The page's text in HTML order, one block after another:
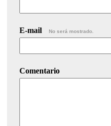
E-mail No será mostrado.
Comentario